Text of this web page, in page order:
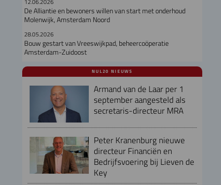
De Alliantie en bewoners willen van start met onderhoud
Molenwijk, Amsterdam Noord
28.05.2026
Bouw gestart van Vreeswijkpad, beheercoöperatie
Amsterdam-Zuidoost
NUL20 NIEUWS
Armand van de Laar per 1
september aangesteld als
secretaris-directeur MRA
Peter Kranenburg nieuwe
directeur Financiën en
Bedrijfsvoering bij Lieven de
Key